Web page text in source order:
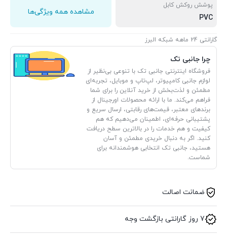
پوشش روکش کابل
PVC
مشاهده همه ویژگی‌ها
گارانتی 24 ماهه شبکه البرز
چرا جانبی تک
فروشگاه اینترنتی جانبی تک با تنوعی بی‌نظیر از
لوازم جانبی کامپیوتر، لپ‌تاپ و موبایل، تجربه‌ای
مطمئن و لذت‌بخش از خرید آنلاین را برای شما
فراهم می‌کند. ما با ارائه محصولات اورجینال از
برندهای معتبر، قیمت‌های رقابتی، ارسال سریع و
پشتیبانی حرفه‌ای، اطمینان می‌دهیم که هم
کیفیت و هم خدمات را در بالاترین سطح دریافت
کنید. اگر به دنبال خریدی مطمئن و آسان
هستید، جانبی تک انتخابی هوشمندانه برای
شماست.
ضمانت اصالت
7 روز گارانتی بازگشت وجه